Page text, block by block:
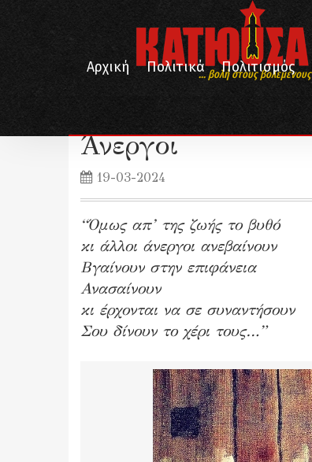
... βολή στους βολεμένους
Αρχική
Πολιτικά Πολιτισμός
Λογοτεχνία
Άνεργοι
19-03-2024
“Όμως απ’ της ζωής το βυθό
κι άλλοι άνεργοι ανεβαίνουν
Βγαίνουν στην επιφάνεια
Ανασαίνουν
κι έρχονται να σε συναντήσουν
Σου δίνουν το χέρι τους…”